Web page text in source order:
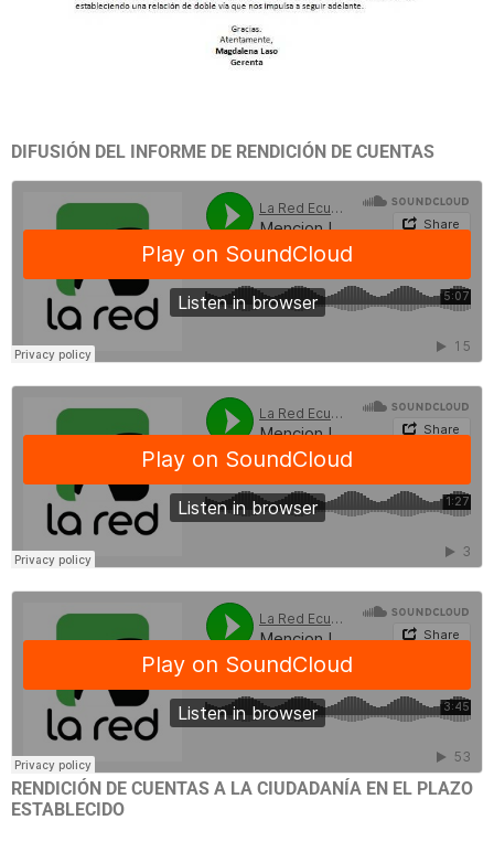
DIFUSIÓN DEL INFORME DE RENDICIÓN DE CUENTAS
RENDICIÓN DE CUENTAS A LA CIUDADANÍA EN EL PLAZO
ESTABLECIDO